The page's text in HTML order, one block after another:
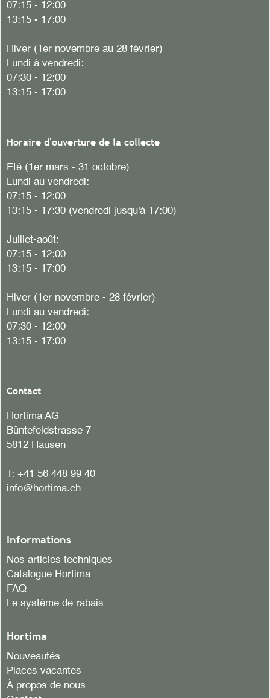
07:15 - 12:00
13:15 - 17:00
Hiver (1er novembre au 28 février)
Lundi à vendredi:
07:30 - 12:00
13:15 - 17:00
Horaire d'ouverture de la collecte
Eté (1er mars - 31 octobre)
Lundi au vendredi:
07:15 - 12:00
13:15 - 17:30 (vendredi jusqu'à 17:00)
Juillet-août:
07:15 - 12:00
13:15 - 17:00
Hiver (1er novembre - 28 février)
Lundi au vendredi:
07:30 - 12:00
13:15 - 17:00
Contact
Hortima AG
Büntefeldstrasse 7
5812 Hausen
T: +41 56 448 99 40
info@hortima.ch
Informations
Nos articles techniques
Catalogue Hortima
FAQ
Le système de rabais
Hortima
Nouveautés
Places vacantes
À propos de nous